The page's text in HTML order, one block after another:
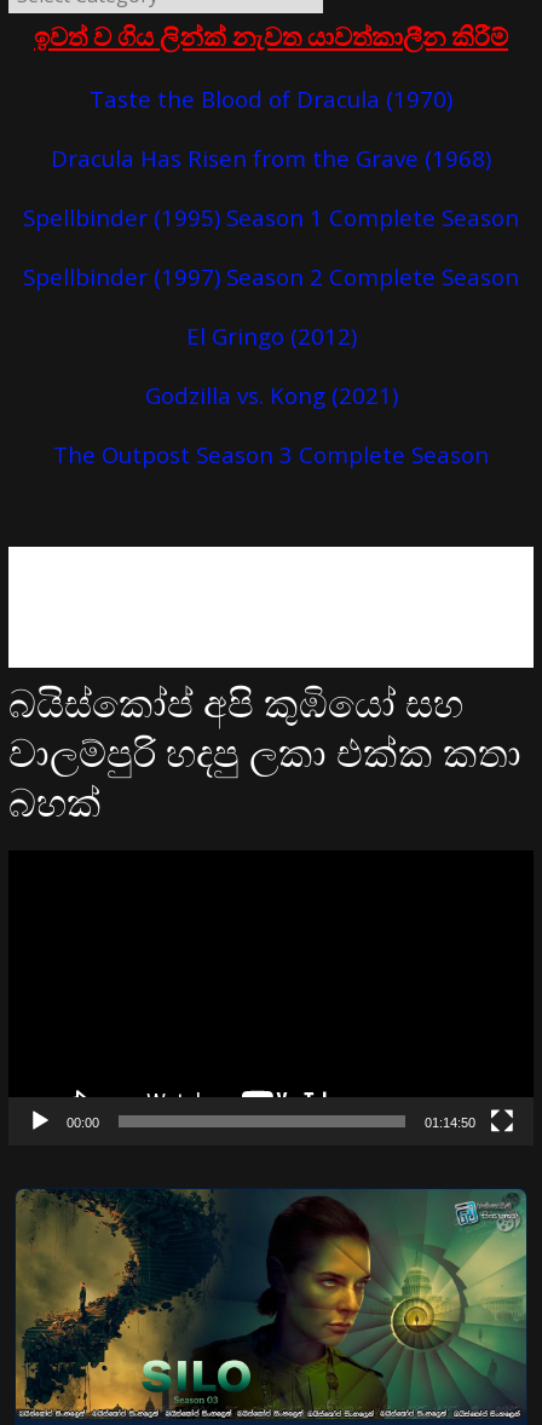
ඉවත් ව ගිය ලින්ක් නැවත යාවත්කාලීන කිරීම්
Taste the Blood of Dracula (1970)
Dracula Has Risen from the Grave (1968)
Spellbinder (1995) Season 1 Complete Season
Spellbinder (1997) Season 2 Complete Season
El Gringo (2012)
Godzilla vs. Kong (2021)
The Outpost Season 3 Complete Season
බයිස්කෝප් අපි කුඹියෝ සහ
වාලම්පුරි හදපු ලකා එක්ක කතා
බහක්
00:00 01:14:50